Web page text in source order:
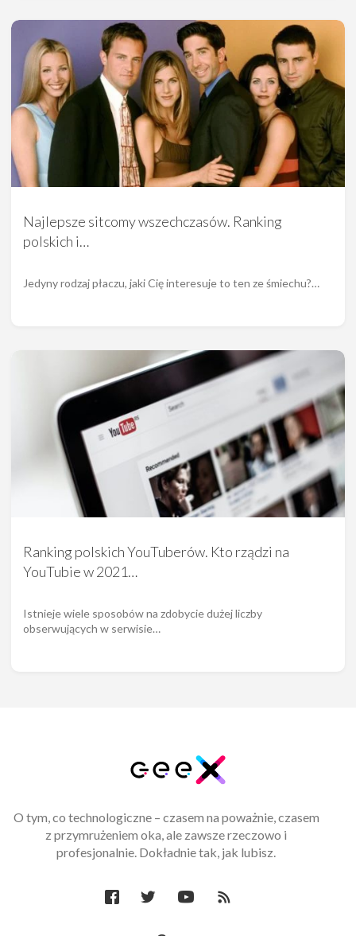
Najlepsze sitcomy wszechczasów. Ranking
polskich i…
Jedyny rodzaj płaczu, jaki Cię interesuje to ten ze śmiechu?…
Ranking polskich YouTuberów. Kto rządzi na
YouTubie w 2021…
Istnieje wiele sposobów na zdobycie dużej liczby
obserwujących w serwisie…
O tym, co technologiczne – czasem na poważnie, czasem
z przymrużeniem oka, ale zawsze rzeczowo i
profesjonalnie. Dokładnie tak, jak lubisz.